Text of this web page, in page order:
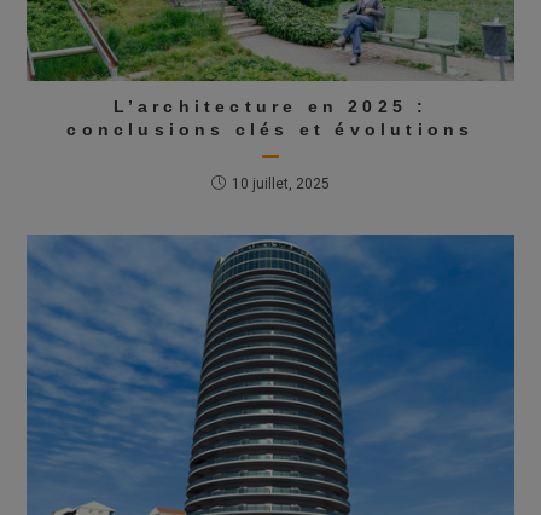
L’architecture en 2025 :
conclusions clés et évolutions
10 juillet, 2025